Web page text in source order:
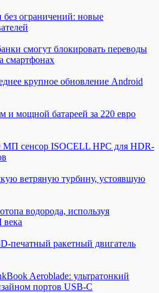
без ограничений: новые
смогут блокировать переводы
смартфонах
крупное обновление Android
и мощной батареей за 220 евро
МП сенсор ISOCELL HPC для HDR-
ветряную турбину, устоявшую
водорода, используя
печатный ракетный двигатель
Aeroblade: ультратонкий
портов USB-C